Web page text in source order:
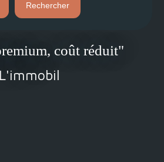
Rechercher
coût réduit"
comme